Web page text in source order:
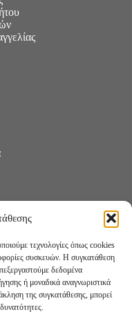
τεχνολογίες όπως cookies
συσκευών. Η συγκατάθεση
δεδομένα
ή μοναδικά αναγνωριστικά
της συγκατάθεσης, μπορεί